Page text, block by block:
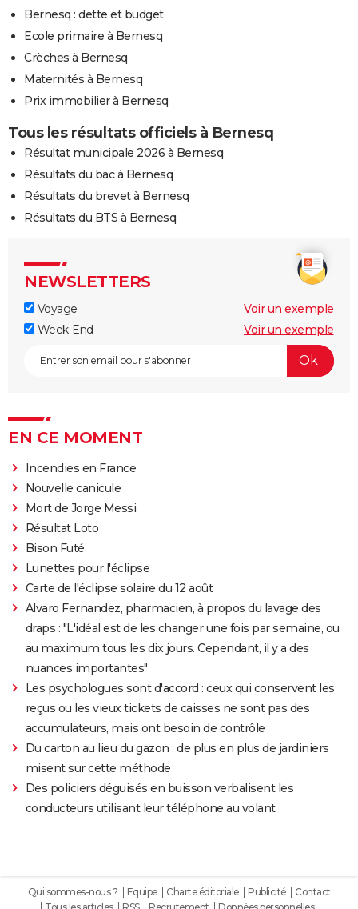
Bernesq : dette et budget
Ecole primaire à Bernesq
Crèches à Bernesq
Maternités à Bernesq
Prix immobilier à Bernesq
Tous les résultats officiels à Bernesq
Résultat municipale 2026 à Bernesq
Résultats du bac à Bernesq
Résultats du brevet à Bernesq
Résultats du BTS à Bernesq
NEWSLETTERS
Voyage
Voir un exemple
Week-End
Voir un exemple
EN CE MOMENT
Incendies en France
Nouvelle canicule
Mort de Jorge Messi
Résultat Loto
Bison Futé
Lunettes pour l'éclipse
Carte de l'éclipse solaire du 12 août
Alvaro Fernandez, pharmacien, à propos du lavage des
draps : "L'idéal est de les changer une fois par semaine, ou
au maximum tous les dix jours. Cependant, il y a des
nuances importantes"
Les psychologues sont d'accord : ceux qui conservent les
reçus ou les vieux tickets de caisses ne sont pas des
accumulateurs, mais ont besoin de contrôle
Du carton au lieu du gazon : de plus en plus de jardiniers
misent sur cette méthode
Des policiers déguisés en buisson verbalisent les
conducteurs utilisant leur téléphone au volant
Qui sommes-nous ? Equipe Charte éditoriale Publicité
Contact